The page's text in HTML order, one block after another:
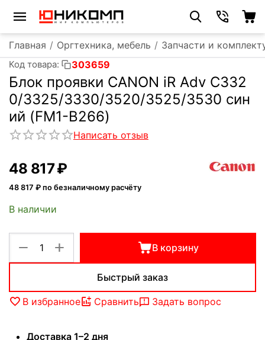
Главная / Оргтехника, мебель / Запчасти и
Код товара: 303659
Блок проявки CANON iR Adv C332
0/3325/3330/3520/3525/3530 син
ий (FM1-B266)
Написать отзыв
48 817₽
48 817 ₽ по безналичному расчёту
В наличии
+
− В корзину
Быстрый заказ
В избранное Сравнить Задать вопрос
Доставка 1–2 дня